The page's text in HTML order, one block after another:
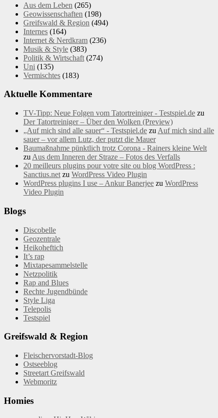
Aus dem Leben (265)
Geowissenschaften (198)
Greifswald & Region (494)
Internes (164)
Internet & Nerdkram (236)
Musik & Style (383)
Politik & Wirtschaft (274)
Uni (135)
Vermischtes (183)
Aktuelle Kommentare
TV-Tipp: Neue Folgen vom Tatortreiniger - Testspiel.de zu
Der Tatortreiniger – Über den Wolken (Preview)
„Auf mich sind alle sauer“ - Testspiel.de zu Auf mich sind alle
sauer – vor allem Lutz, der putzt die Mauer
Baumaßnahme pünktlich trotz Corona - Rainers kleine Welt
zu Aus dem Inneren der Straze – Fotos des Verfalls
20 meilleurs plugins pour votre site ou blog WordPress :
Sanctius.net zu WordPress Video Plugin
WordPress plugins I use – Ankur Banerjee zu WordPress
Video Plugin
Blogs
Discobelle
Geozentrale
Heikoheftich
It’s rap
Mixtapesammelstelle
Netzpolitik
Rap and Blues
Rechte Jugendbünde
Style Liga
Telepolis
Testspiel
Greifswald & Region
Fleischervorstadt-Blog
Ostseeblog
Streetart Greifswald
Webmoritz
Homies